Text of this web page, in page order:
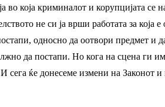
во која криминалот и корупцијата
не си ја врши работата за која
односно да оотвори предмет и
да постапи. Но кога на сцена ги
ќе донесеме измени на Законот и